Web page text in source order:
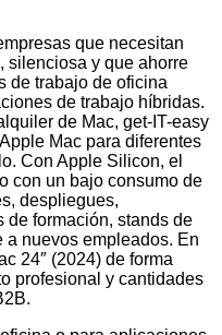
que necesitan
silenciosa y que ahorre
de trabajo de oficina
de trabajo híbridas.
de Mac, get-IT-easy
Mac para diferentes
Con Apple Silicon, el
con un bajo consumo de
despliegues,
de formación, stands de
a nuevos empleados. En
24″ (2024) de forma
profesional y cantidades